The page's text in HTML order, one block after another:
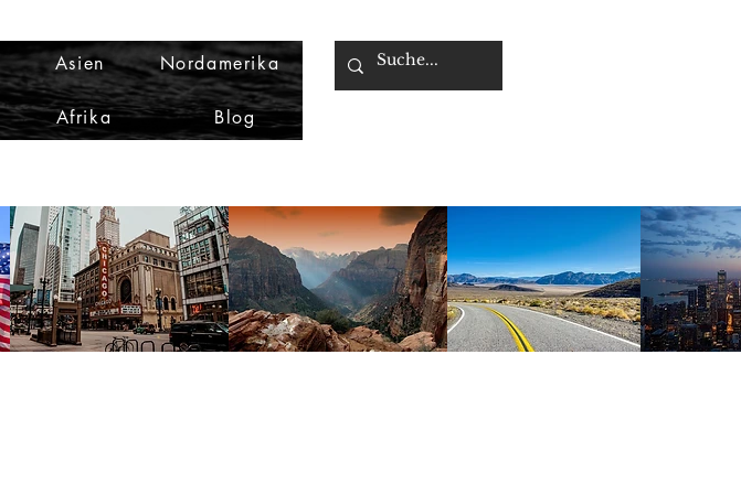
Asien Nordamerika
Afrika Blog